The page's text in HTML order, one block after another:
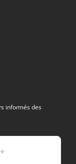
informés des